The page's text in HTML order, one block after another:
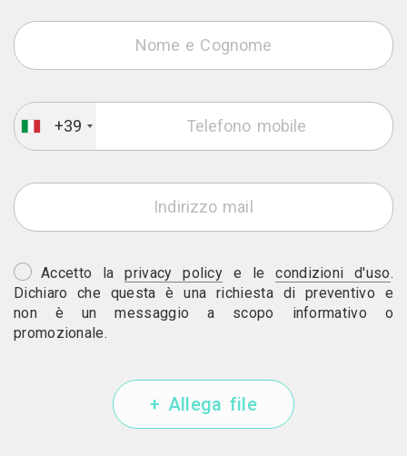
+39
Accetto laprivacy policy e lecondizioni d'uso.
Dichiaro che questa è una richiesta di preventivo e
non è un messaggio a scopo informativo o
promozionale.
+ Allega file